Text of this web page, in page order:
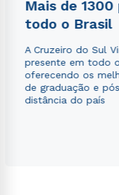
Mais de
todo o Brasil
A Cruzeiro do Sul
presente em todo
oferecendo os
de graduação e
distância do país